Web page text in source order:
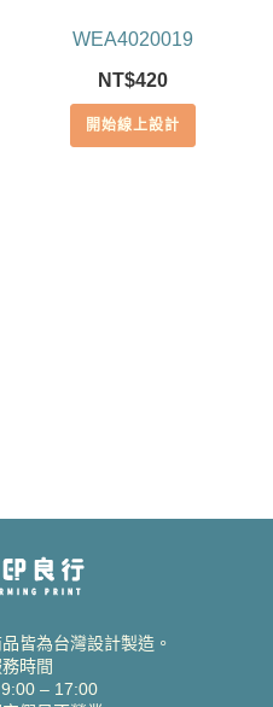
WEA4020019
NT$420
開始線上設計
皆為台灣設計製造。
時間
– 17:00